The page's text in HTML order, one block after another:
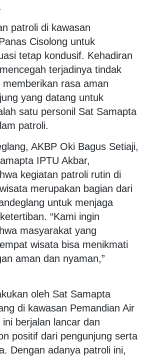
patroli di kawasan
Cisolong untuk
tetap kondusif. Kehadiran
terjadinya tindak
memberikan rasa aman
yang datang untuk
satu personil Sat Samapta
patroli.
AKBP Oki Bagus Setiaji,
IPTU Akbar,
kegiatan patroli rutin di
merupakan bagian dari
untuk menjaga
“Kami ingin
masyarakat yang
wisata bisa menikmati
aman dan nyaman,”
oleh Sat Samapta
di kawasan Pemandian Air
berjalan lancar dan
positif dari pengunjung serta
Dengan adanya patroli ini,